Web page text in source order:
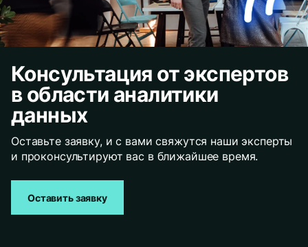
Консультация от экспертов
в области аналитики
данных
Оставьте заявку, и с вами свяжутся наши эксперты
и проконсультируют вас в ближайшее время.
Оставить заявку